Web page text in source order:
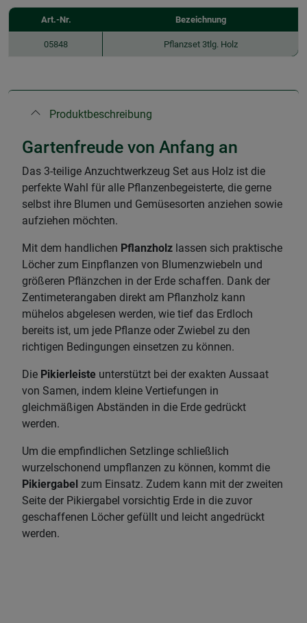
Art.-Nr. Bezeichnung
05848 Pflanzset 3tlg. Holz
Produktbeschreibung
Gartenfreude von Anfang an
Das 3-teilige Anzuchtwerkzeug Set aus Holz ist die
perfekte Wahl für alle Pflanzenbegeisterte, die gerne
selbst ihre Blumen und Gemüsesorten anziehen sowie
aufziehen möchten.
Mit dem handlichen Pflanzholz lassen sich praktische
Löcher zum Einpflanzen von Blumenzwiebeln und
größeren Pflänzchen in der Erde schaffen. Dank der
Zentimeterangaben direkt am Pflanzholz kann
mühelos abgelesen werden, wie tief das Erdloch
bereits ist, um jede Pflanze oder Zwiebel zu den
richtigen Bedingungen einsetzen zu können.
Die Pikierleiste unterstützt bei der exakten Aussaat
von Samen, indem kleine Vertiefungen in
gleichmäßigen Abständen in die Erde gedrückt
werden.
Um die empfindlichen Setzlinge schließlich
wurzelschonend umpflanzen zu können, kommt die
Pikiergabel zum Einsatz. Zudem kann mit der zweiten
Seite der Pikiergabel vorsichtig Erde in die zuvor
geschaffenen Löcher gefüllt und leicht angedrückt
werden.